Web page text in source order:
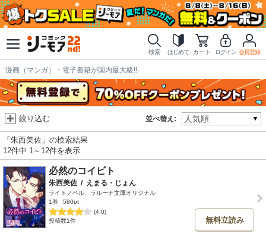
検索 はじめて カート ログイン 会員登録
漫画（マンガ）・電子書籍が国内最大級!!
並べ替え:
絞り込む
「朱西美佐」の検索結果
12件中 1～12件を表示
必然のコイビト
朱西美佐 / えまる・じょん
ライトノベル、ラルーナ文庫オリジナル
1巻
580pt
(4.0)
投稿数1件
無料立読み